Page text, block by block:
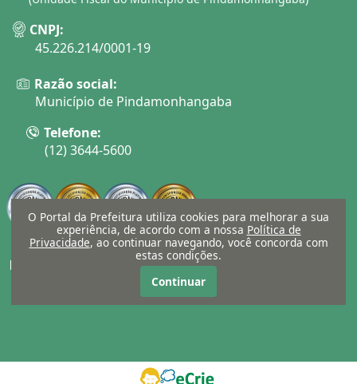
CNPJ:
45.226.214/0001-19
Razão social:
Município de Pindamonhangaba
Telefone:
(12) 3644-5600
ouvidoria@pindamonhangaba.sp.gov.br
O Portal da Prefeitura utiliza cookies para melhorar a sua
experiência, de acordo com a nossa Política de
Privacidade, ao continuar navegando, você concorda com
estas condições.
Continuar